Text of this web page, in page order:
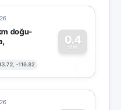
doğu-
-116.82
0.4
MW
0